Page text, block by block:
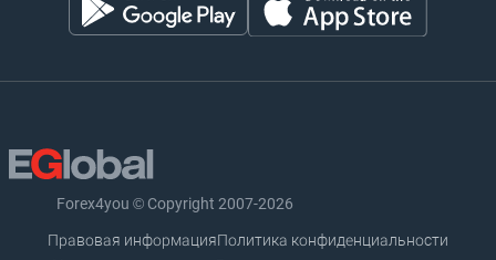
Forex4you © Copyright 2007-2026
Правовая информацияПолитика конфиденциальности